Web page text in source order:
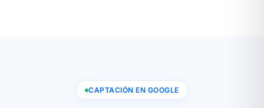
CAPTACIÓN EN GOOGLE